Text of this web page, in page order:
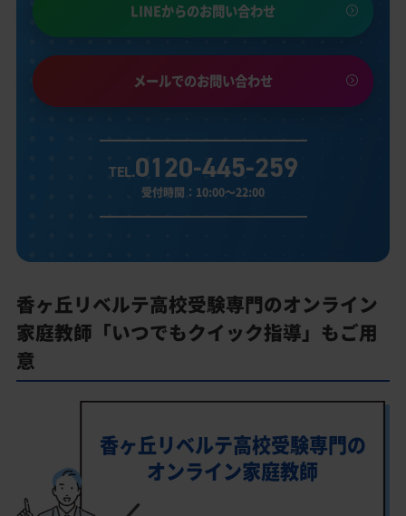
LINEからのお問い合わせ
メールでのお問い合わせ
TEL.0120-445-259
受付時間：10:00～22:00
香ヶ丘リベルテ高校受験専門のオンライン
家庭教師「いつでもクイック指導」もご用
意
香ヶ丘リベルテ高校受験専門の
オンライン家庭教師